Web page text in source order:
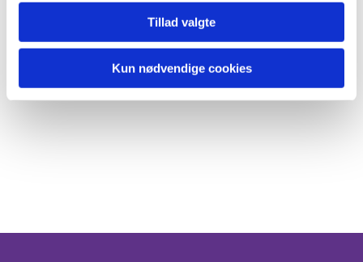
Tillad valgte
Kun nødvendige cookies